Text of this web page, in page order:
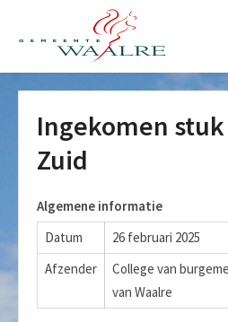
Ingekomen
Zuid
Algemene informatie
Datum
26 februari 2025
Afzender
College van
van Waalre